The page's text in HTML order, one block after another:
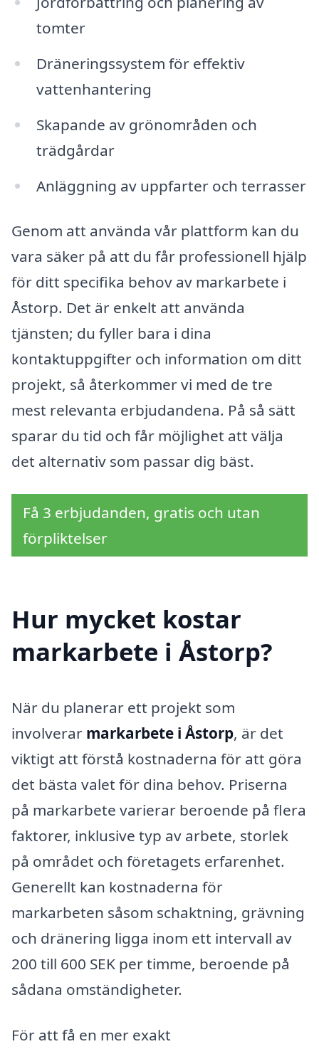
tomter
Dräneringssystem för effektiv
vattenhantering
Skapande av grönområden och
trädgårdar
Anläggning av uppfarter och terrasser
Genom att använda vår plattform kan du
vara säker på att du får professionell hjälp
för ditt specifika behov av markarbete i
Åstorp. Det är enkelt att använda
tjänsten; du fyller bara i dina
kontaktuppgifter och information om ditt
projekt, så återkommer vi med de tre
mest relevanta erbjudandena. På så sätt
sparar du tid och får möjlighet att välja
det alternativ som passar dig bäst.
Få 3 erbjudanden, gratis och utan
förpliktelser
Hur mycket kostar
markarbete i Åstorp?
När du planerar ett projekt som
involverar markarbete i Åstorp, är det
viktigt att förstå kostnaderna för att göra
det bästa valet för dina behov. Priserna
på markarbete varierar beroende på flera
faktorer, inklusive typ av arbete, storlek
på området och företagets erfarenhet.
Generellt kan kostnaderna för
markarbeten såsom schaktning, grävning
och dränering ligga inom ett intervall av
200 till 600 SEK per timme, beroende på
sådana omständigheter.
För att få en mer exakt